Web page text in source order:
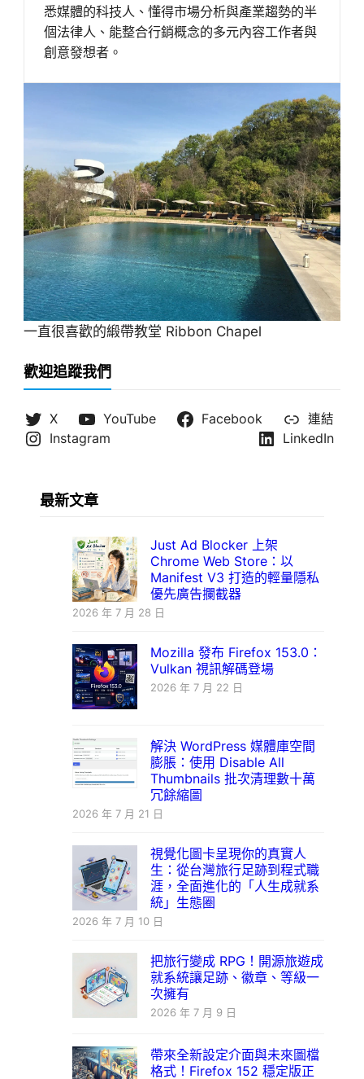
悉媒體的科技人、懂得市場分析與產業趨勢的半
個法律人、能整合行銷概念的多元內容工作者與
創意發想者。
一直很喜歡的緞帶教堂 Ribbon Chapel
歡迎追蹤我們
X YouTube Facebook
連結
Instagram
LinkedIn
最新文章
Just Ad Blocker 上架
Chrome Web Store：以
Manifest V3 打造的輕量隱私
優先廣告攔截器
2026 年 7 月 28 日
Mozilla 發布 Firefox 153.0：
Vulkan 視訊解碼登場
2026 年 7 月 22 日
解決 WordPress 媒體庫空間
膨脹：使用 Disable All
Thumbnails 批次清理數十萬
冗餘縮圖
2026 年 7 月 21 日
視覺化圖卡呈現你的真實人
生：從台灣旅行足跡到程式職
涯，全面進化的「人生成就系
統」生態圈
2026 年 7 月 10 日
把旅行變成 RPG！開源旅遊成
就系統讓足跡、徽章、等級一
次擁有
2026 年 7 月 9 日
帶來全新設定介面與未來圖檔
格式！Firefox 152 穩定版正